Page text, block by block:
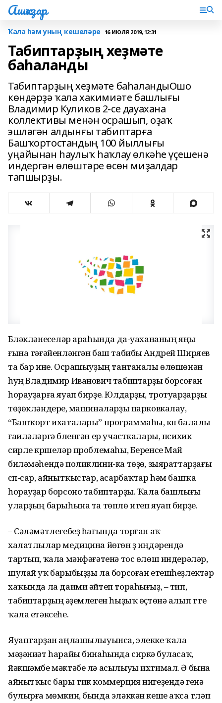
Ашҡаҙар
Ҡала һәм уның кешеләре 16 ИЮЛЯ 2019, 12:31
Табиптарҙың хеҙмәте
баһаланды
Табиптарҙың хеҙмәте баһаландыОшо
көндәрҙә ҡала хакимиәте башлығы
Владимир Куликов 2-се дауахана
коллективы менән осрашып, оҙаҡ
эшләгән алдынғы табиптарға
Башҡортостандың 100 йыллығы
уңайынан һаулыҡ һаҡлау өлкәһе үҫешенә
индергән өлөштәре өсөн миҙалдар
тапшырҙы.
Бүләкләнеүселәр араһында да-уахананың яңы
ғына тәғәйенләнгән баш табибы Андрей Ширяев
та бар ине. Осрашыуҙың тантаналы өлөшөнән
һуң Владимир Иванович табиптарҙы борсоған
һорауҙарға яуап бирҙе. Юлдарҙы, тротуарҙарҙы
төҙөкләндереү, машиналарҙы парковкалау,
“Башҡорт ихаталары” программаһы, күп балалы
ғаиләләргә бүленгән ер участкалары, психик
сирле күршеләр проблемаһы, Беренсе Май
биләмәһендә поликлини-ка төҙөү, зыяраттарҙағы
сүп-сар, айнытҡыстар, асарбаҡтар һәм башҡа
һорауҙар борсоно табиптарҙы. Ҡала башлығы
уларҙың барыһына та төплө итеп яуап бирҙе.
– Сәләмәтлегебеҙ һағында торған аҡ
халатлылар медицина йөгөн үҙ иңдәрендә
тартып, ҡала мәнфәғәтенә тос өлөш индерәләр,
шулай уҡ барыбыҙҙы ла борсоған етешһеҙлектәр
хаҡында ла даими әйтеп тораһығыҙ, – тип,
табиптарҙың әүҙемлеген һыҙыҡ өҫтөнә алып үтте
ҡала етәксеһе.
Яуаптарҙан аңлашылыуынса, элекке ҡала
мәҙәниәт һарайы бинаһында сиркәү буласаҡ,
йәкшәмбе мәктәбе лә асылыуы ихтимал. Ә бына
айнытҡыс бары тик коммерция нигеҙендә генә
булырға мөмкин, бында эләккән кеше аҡса түләп